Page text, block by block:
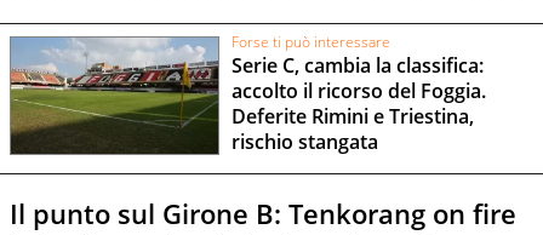
Forse ti può interessare
Serie C, cambia la classifica:
accolto il ricorso del Foggia.
Deferite Rimini e Triestina,
rischio stangata
Il punto sul Girone B: Tenkorang on fire